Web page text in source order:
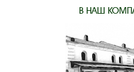
В НАШ